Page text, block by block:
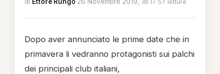
57 letture
Dopo aver annunciato le prime date che in
primavera li vedranno protagonisti sui palchi
dei principali club italiani,